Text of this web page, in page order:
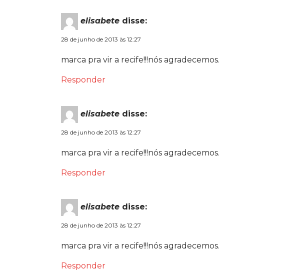
elisabete disse:
28 de junho de 2013 às 12:27
marca pra vir a recife!!!nós agradecemos.
Responder
elisabete disse:
28 de junho de 2013 às 12:27
marca pra vir a recife!!!nós agradecemos.
Responder
elisabete disse:
28 de junho de 2013 às 12:27
marca pra vir a recife!!!nós agradecemos.
Responder